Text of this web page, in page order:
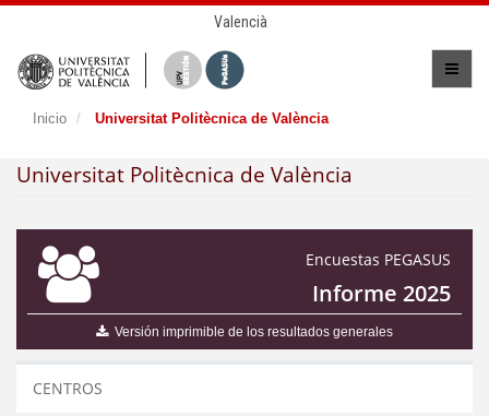
Valencià
Inicio Universitat Politècnica de València
Universitat Politècnica de València
Encuestas PEGASUS
Informe 2025
Versión imprimible de los resultados generales
CENTROS